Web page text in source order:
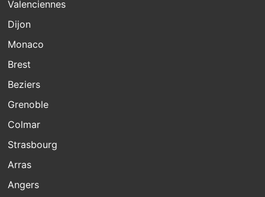
Valenciennes
Dijon
Monaco
Brest
Beziers
Grenoble
Colmar
Strasbourg
Arras
Angers